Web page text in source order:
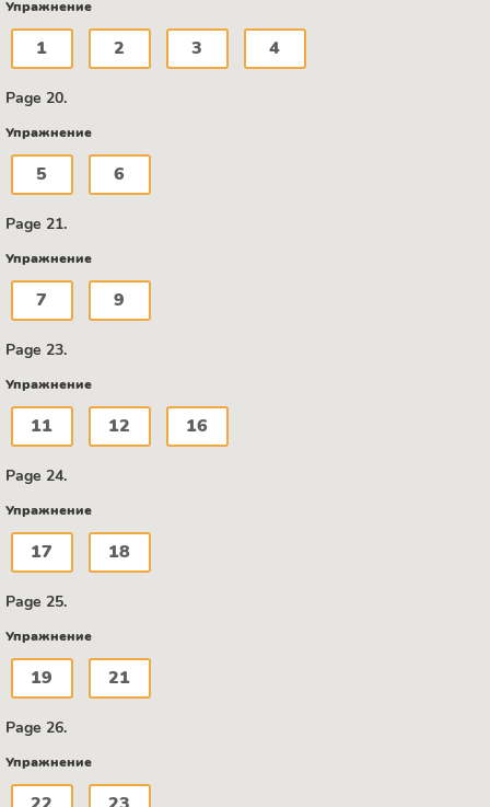
Упражнение
1 2 3 4
Page 20.
Упражнение
5 6
Page 21.
Упражнение
7 9
Page 23.
Упражнение
11 12 16
Page 24.
Упражнение
17 18
Page 25.
Упражнение
19 21
Page 26.
Упражнение